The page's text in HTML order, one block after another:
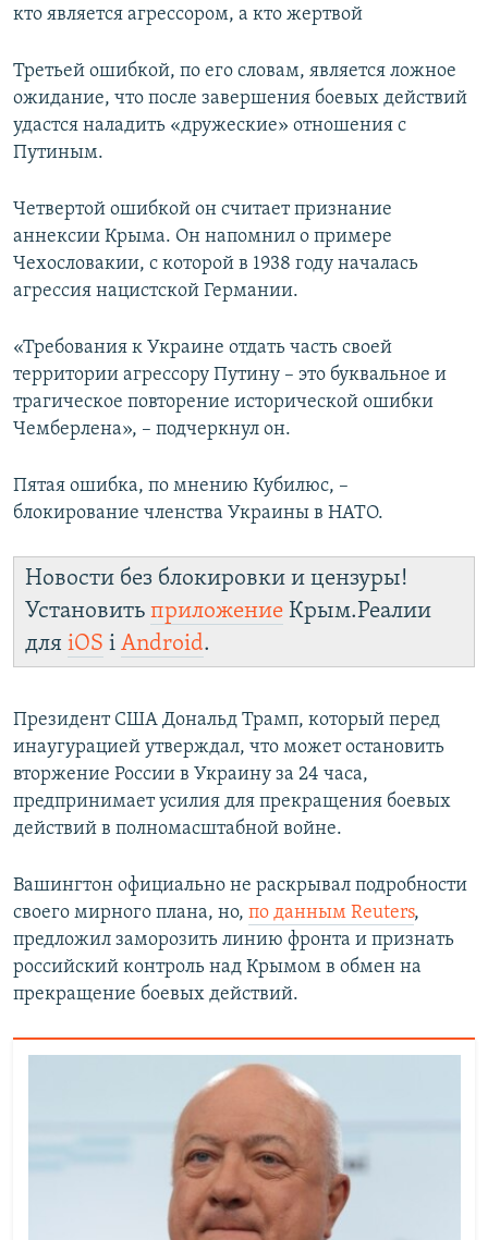
кто является агрессором, а кто жертвой
Третьей ошибкой, по его словам, является ложное
ожидание, что после завершения боевых действий
удастся наладить «дружеские» отношения с
Путиным.
Четвертой ошибкой он считает признание
аннексии Крыма. Он напомнил о примере
Чехословакии, с которой в 1938 году началась
агрессия нацистской Германии.
«Требования к Украине отдать часть своей
территории агрессору Путину – это буквальное и
трагическое повторение исторической ошибки
Чемберлена», – подчеркнул он.
Пятая ошибка, по мнению Кубилюс, –
блокирование членства Украины в НАТО.
Новости без блокировки и цензуры!
Установить приложение Крым.Реалии
для iOS і Android.
Президент США Дональд Трамп, который перед
инаугурацией утверждал, что может остановить
вторжение России в Украину за 24 часа,
предпринимает усилия для прекращения боевых
действий в полномасштабной войне.
Вашингтон официально не раскрывал подробности
своего мирного плана, но, по данным Reuters,
предложил заморозить линию фронта и признать
российский контроль над Крымом в обмен на
прекращение боевых действий.